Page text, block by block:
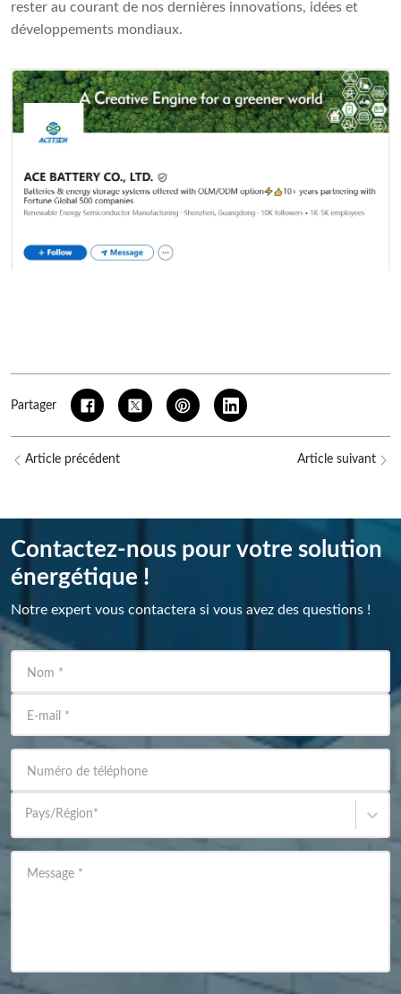
rester au courant de nos dernières innovations, idées et
développements mondiaux.
Partager
Article précédent Article suivant
Contactez-nous pour votre solution
énergétique !
Notre expert vous contactera si vous avez des questions !
Nom *
E-mail *
Numéro de téléphone
Pays/Région*
Message *